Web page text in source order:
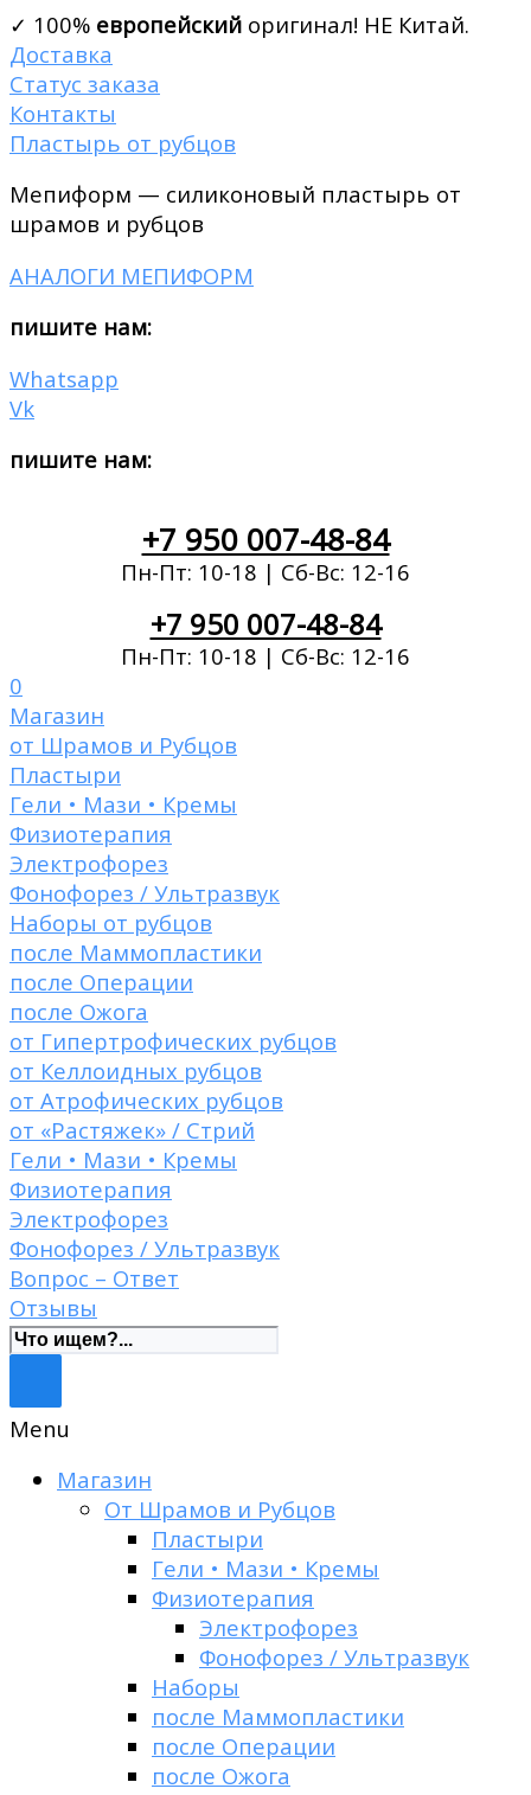
✓ 100% европейский оригинал! НЕ Китай.
Доставка
Статус заказа
Контакты
Пластырь от рубцов
Мепиформ — силиконовый пластырь от
шрамов и рубцов
АНАЛОГИ МЕПИФОРМ
пишите нам:
Whatsapp
Vk
пишите нам:
+7 950 007-48-84
Пн-Пт: 10-18 | Сб-Вс: 12-16
+7 950 007-48-84
Пн-Пт: 10-18 | Сб-Вс: 12-16
0
Магазин
от Шрамов и Рубцов
Пластыри
Гели • Мази • Кремы
Физиотерапия
Электрофорез
Фонофорез / Ультразвук
Наборы от рубцов
после Маммопластики
после Операции
после Ожога
от Гипертрофических рубцов
от Келлоидных рубцов
от Атрофических рубцов
от «Растяжек» / Стрий
Гели • Мази • Кремы
Физиотерапия
Электрофорез
Фонофорез / Ультразвук
Вопрос – Ответ
Отзывы
Menu
Магазин
От Шрамов и Рубцов
Пластыри
Гели • Мази • Кремы
Физиотерапия
Электрофорез
Фонофорез / Ультразвук
Наборы
после Маммопластики
после Операции
после Ожога